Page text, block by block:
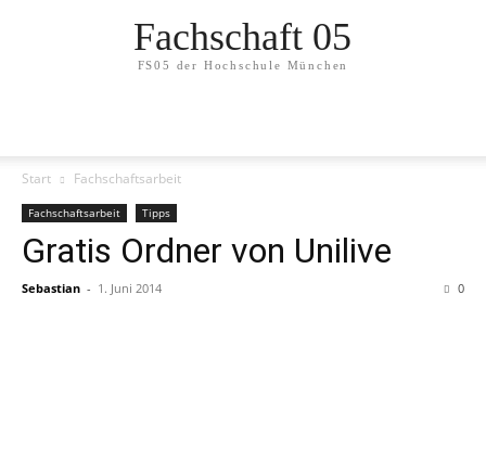
Fachschaft 05
FS05 der Hochschule München
Start Fachschaftsarbeit
Fachschaftsarbeit Tipps
Gratis Ordner von Unilive
Sebastian - 1. Juni 2014 0